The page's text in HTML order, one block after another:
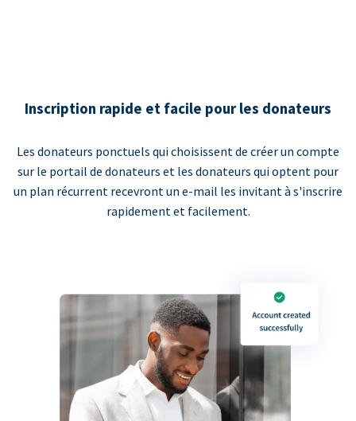
Inscription rapide et facile pour les donateurs
Les donateurs ponctuels qui choisissent de créer un compte
sur le portail de donateurs et les donateurs qui optent pour
un plan récurrent recevront un e-mail les invitant à s'inscrire
rapidement et facilement.